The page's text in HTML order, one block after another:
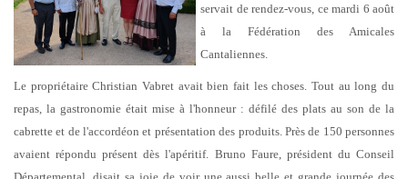
servait de rendez-vous, ce mardi 6 août
à la Fédération des Amicales
Cantaliennes.
Le propriétaire Christian Vabret avait bien fait les choses. Tout au long du
repas, la gastronomie était mise à l'honneur : défilé des plats au son de la
cabrette et de l'accordéon et présentation des produits. Près de 150 personnes
avaient répondu présent dès l'apéritif. Bruno Faure, président du Conseil